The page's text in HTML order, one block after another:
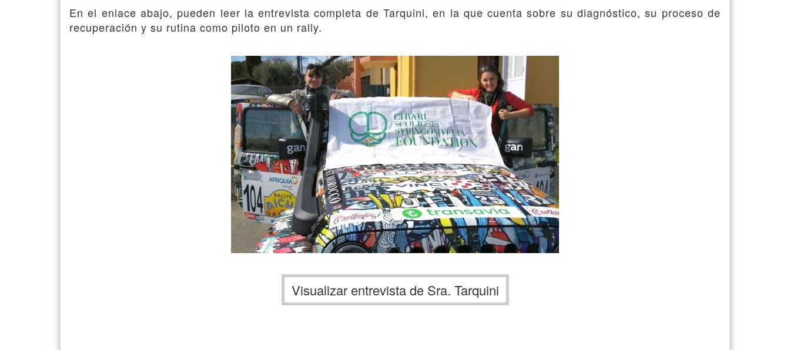
En el enlace abajo, pueden leer la entrevista completa de Tarquini, en la que cuenta sobre su diagnóstico, su proceso de
recuperación y su rutina como piloto en un rally.